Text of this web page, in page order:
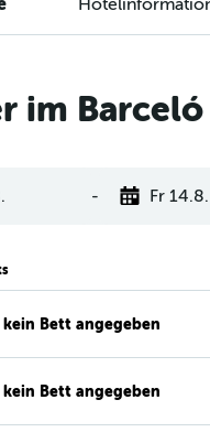
im
- Fr 14.8.
kein Bett angegeben
kein Bett angegeben